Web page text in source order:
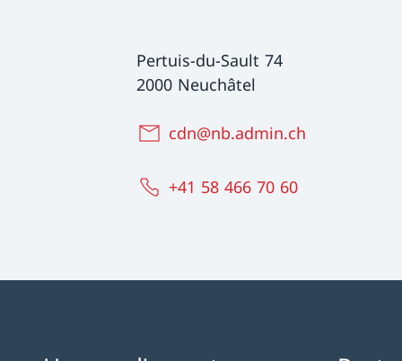
Pertuis-du-Sault 74
2000 Neuchâtel
cdn@nb.admin.ch
+41 58 466 70 60